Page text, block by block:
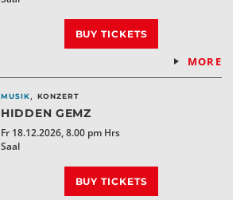
MORE
BUY TICKETS
MUSIK, KONZERT
HIDDEN GEMZ
Fr 18.12.2026, 8.00 pm Hrs
Saal
BUY TICKETS